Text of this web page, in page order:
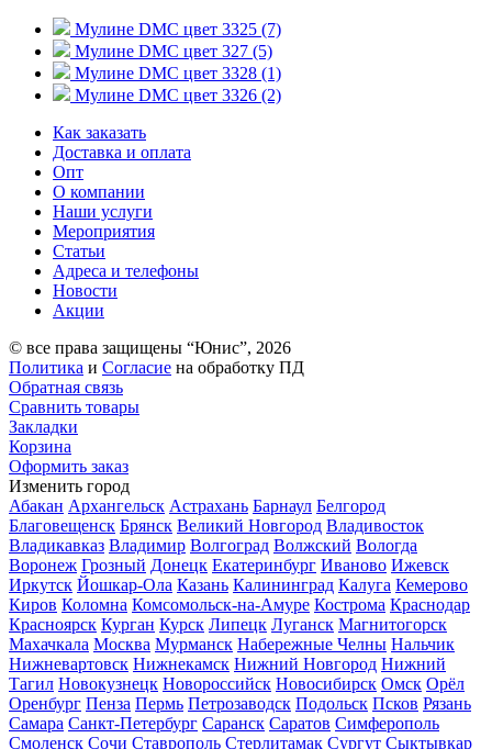
Мулине DMC цвет 3325 (7)
Мулине DMC цвет 327 (5)
Мулине DMC цвет 3328 (1)
Мулине DMC цвет 3326 (2)
Как заказать
Доставка и оплата
Опт
О компании
Наши услуги
Мероприятия
Статьи
Адреса и телефоны
Новости
Акции
© все права защищены “Юнис”, 2026
Политика и Согласие на обработку ПД
Обратная связь
Сравнить товары
Закладки
Корзина
Оформить заказ
Изменить город
Абакан Архангельск Астрахань Барнаул Белгород
Благовещенск Брянск Великий Новгород Владивосток
Владикавказ Владимир Волгоград Волжский Вологда
Воронеж Грозный Донецк Екатеринбург Иваново Ижевск
Иркутск Йошкар-Ола Казань Калининград Калуга Кемерово
Киров Коломна Комсомольск-на-Амуре Кострома Краснодар
Красноярск Курган Курск Липецк Луганск Магнитогорск
Махачкала Москва Мурманск Набережные Челны Нальчик
Нижневартовск Нижнекамск Нижний Новгород Нижний
Тагил Новокузнецк Новороссийск Новосибирск Омск Орёл
Оренбург Пенза Пермь Петрозаводск Подольск Псков Рязань
Самара Санкт-Петербург Саранск Саратов Симферополь
Смоленск Сочи Ставрополь Стерлитамак Сургут Сыктывкар